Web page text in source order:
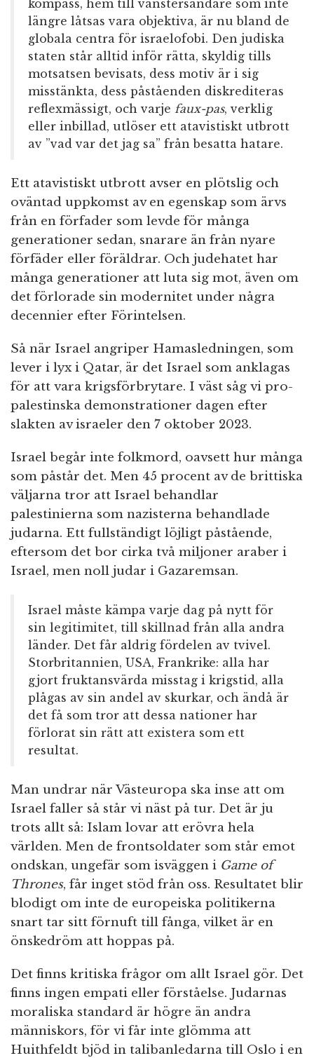
kompass, hem till vänstersändare som inte
längre låtsas vara objektiva, är nu bland de
globala centra för israelofobi. Den judiska
staten står alltid inför rätta, skyldig tills
motsatsen bevisats, dess motiv är i sig
misstänkta, dess påståenden diskrediteras
reflexmässigt, och varje faux-pas, verklig
eller inbillad, utlöser ett atavistiskt utbrott
av ”vad var det jag sa” från besatta hatare.
Ett atavistiskt utbrott avser en plötslig och
oväntad uppkomst av en egenskap som ärvs
från en förfader som levde för många
generationer sedan, snarare än från nyare
förfäder eller föräldrar. Och judehatet har
många generationer att luta sig mot, även om
det förlorade sin modernitet under några
decennier efter Förintelsen.
Så när Israel angriper Hamasledningen, som
lever i lyx i Qatar, är det Israel som anklagas
för att vara krigsförbrytare. I väst såg vi pro-
palestinska demonstrationer dagen efter
slakten av israeler den 7 oktober 2023.
Israel begår inte folkmord, oavsett hur många
som påstår det. Men 45 procent av de brittiska
väljarna tror att Israel behandlar
palestinierna som nazisterna behandlade
judarna. Ett fullständigt löjligt påstående,
eftersom det bor cirka två miljoner araber i
Israel, men noll judar i Gazaremsan.
Israel måste kämpa varje dag på nytt för
sin legitimitet, till skillnad från alla andra
länder. Det får aldrig fördelen av tvivel.
Storbritannien, USA, Frankrike: alla har
gjort fruktansvärda misstag i krigstid, alla
plågas av sin andel av skurkar, och ändå är
det få som tror att dessa nationer har
förlorat sin rätt att existera som ett
resultat.
Man undrar när Västeuropa ska inse att om
Israel faller så står vi näst på tur. Det är ju
trots allt så: Islam lovar att erövra hela
världen. Men de frontsoldater som står emot
ondskan, ungefär som isväggen i Game of
Thrones, får inget stöd från oss. Resultatet blir
blodigt om inte de europeiska politikerna
snart tar sitt förnuft till fånga, vilket är en
önskedröm att hoppas på.
Det finns kritiska frågor om allt Israel gör. Det
finns ingen empati eller förståelse. Judarnas
moraliska standard är högre än andra
människors, för vi får inte glömma att
Huithfeldt bjöd in talibanledarna till Oslo i en